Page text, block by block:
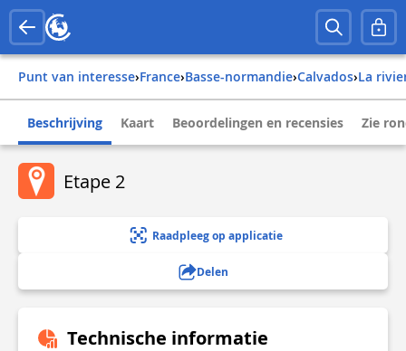
Punt van interesse› france› basse-normandie› calvados› la
Beschrijving Kaart Beoordelingen en recensies Zie
Etape 2
Raadpleeg op applicatie
Delen
Technische informatie